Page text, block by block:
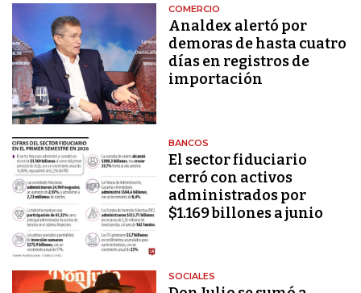
COMERCIO
Analdex alertó por
demoras de hasta cuatro
días en registros de
importación
BANCOS
El sector fiduciario
cerró con activos
administrados por
$1.169 billones a junio
SOCIALES